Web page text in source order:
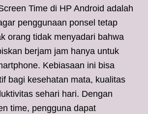
Time di HP Android adalah
penggunaan ponsel tetap
orang tidak menyadari bahwa
berjam jam hanya untuk
Kebiasaan ini bisa
bagi kesehatan mata, kualitas
sehari hari. Dengan
time, pengguna dapat